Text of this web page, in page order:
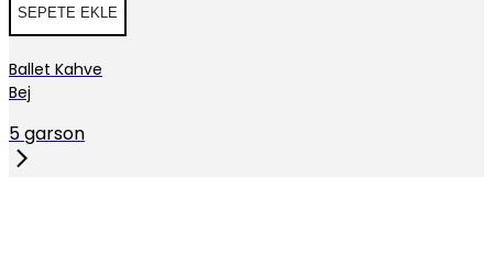
SEPETE EKLE
Ballet Kahve
Bej
5 garson